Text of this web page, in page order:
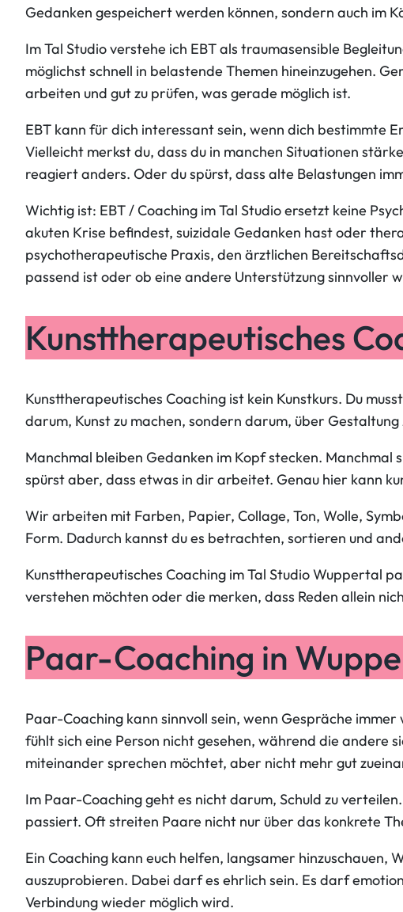
Gedanken gespeichert werden können, sondern auch im
Im Tal Studio verstehe ich EBT als traumasensible
möglichst schnell in belastende Themen hineinzugehen.
arbeiten und gut zu prüfen, was gerade möglich ist.
EBT kann für dich interessant sein, wenn dich bestimmte
Vielleicht merkst du, dass du in manchen Situationen
reagiert anders. Oder du spürst, dass alte Belastungen
Wichtig ist: EBT / Coaching im Tal Studio ersetzt keine
akuten Krise befindest, suizidale Gedanken hast oder
psychotherapeutische Praxis, den ärztlichen
passend ist oder ob eine andere Unterstützung sinnvoller
Kunsttherapeutisches
Kunsttherapeutisches Coaching ist kein Kunstkurs. Du
darum, Kunst zu machen, sondern darum, über
Manchmal bleiben Gedanken im Kopf stecken.
spürst aber, dass etwas in dir arbeitet. Genau hier kann
Wir arbeiten mit Farben, Papier, Collage, Ton, Wolle,
Form. Dadurch kannst du es betrachten, sortieren und
Kunsttherapeutisches Coaching im Tal Studio Wuppertal
verstehen möchten oder die merken, dass Reden allein
Paar-Coaching in
Paar-Coaching kann sinnvoll sein, wenn Gespräche
fühlt sich eine Person nicht gesehen, während die
miteinander sprechen möchtet, aber nicht mehr gut
Im Paar-Coaching geht es nicht darum, Schuld zu
passiert. Oft streiten Paare nicht nur über das konkrete
Ein Coaching kann euch helfen, langsamer hinzuschauen,
auszuprobieren. Dabei darf es ehrlich sein. Es darf
Verbindung wieder möglich wird.